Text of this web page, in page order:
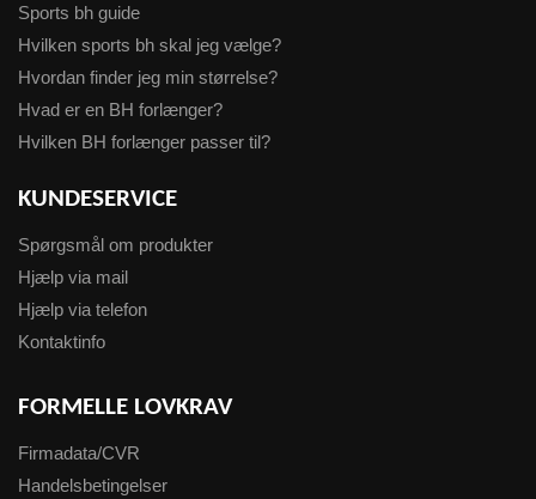
Sports bh guide
Hvilken sports bh skal jeg vælge?
Hvordan finder jeg min størrelse?
Hvad er en BH forlænger?
Hvilken BH forlænger passer til?
KUNDESERVICE
Spørgsmål om produkter
Hjælp via mail
Hjælp via telefon
Kontaktinfo
FORMELLE LOVKRAV
Firmadata/CVR
Handelsbetingelser